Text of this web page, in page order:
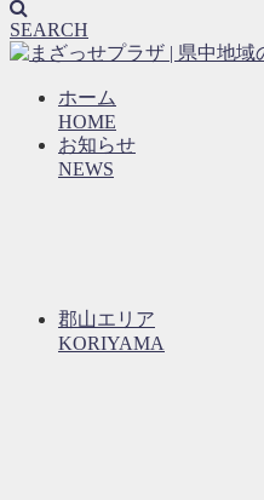
SEARCH
ホーム
HOME
お知らせ
NEWS
郡山エリア
KORIYAMA